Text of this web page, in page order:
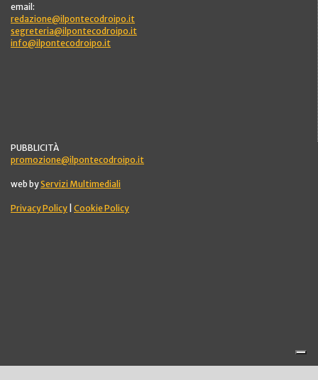
email:
redazione@ilpontecodroipo.it
segreteria@ilpontecodroipo.it
info@ilpontecodroipo.it
PUBBLICITÀ
promozione@ilpontecodroipo.it
web byServizi Multimediali
Privacy Policy Cookie Policy